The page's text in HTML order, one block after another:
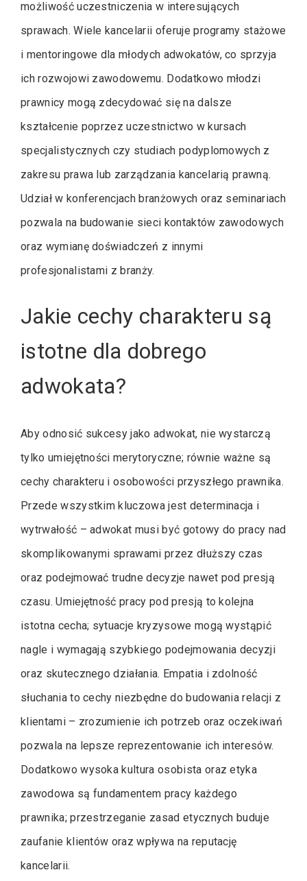
możliwość uczestniczenia w interesujących
sprawach. Wiele kancelarii oferuje programy stażowe
i mentoringowe dla młodych adwokatów, co sprzyja
ich rozwojowi zawodowemu. Dodatkowo młodzi
prawnicy mogą zdecydować się na dalsze
kształcenie poprzez uczestnictwo w kursach
specjalistycznych czy studiach podyplomowych z
zakresu prawa lub zarządzania kancelarią prawną.
Udział w konferencjach branżowych oraz seminariach
pozwala na budowanie sieci kontaktów zawodowych
oraz wymianę doświadczeń z innymi
profesjonalistami z branży.
Jakie cechy charakteru są
istotne dla dobrego
adwokata?
Aby odnosić sukcesy jako adwokat, nie wystarczą
tylko umiejętności merytoryczne; równie ważne są
cechy charakteru i osobowości przyszłego prawnika.
Przede wszystkim kluczowa jest determinacja i
wytrwałość – adwokat musi być gotowy do pracy nad
skomplikowanymi sprawami przez dłuższy czas
oraz podejmować trudne decyzje nawet pod presją
czasu. Umiejętność pracy pod presją to kolejna
istotna cecha; sytuacje kryzysowe mogą wystąpić
nagle i wymagają szybkiego podejmowania decyzji
oraz skutecznego działania. Empatia i zdolność
słuchania to cechy niezbędne do budowania relacji z
klientami – zrozumienie ich potrzeb oraz oczekiwań
pozwala na lepsze reprezentowanie ich interesów.
Dodatkowo wysoka kultura osobista oraz etyka
zawodowa są fundamentem pracy każdego
prawnika; przestrzeganie zasad etycznych buduje
zaufanie klientów oraz wpływa na reputację
kancelarii.